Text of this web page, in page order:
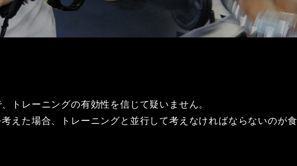
トレーニングの有効性を信じて疑いません。
えた場合、トレーニングと並行して考えなければならないのが食